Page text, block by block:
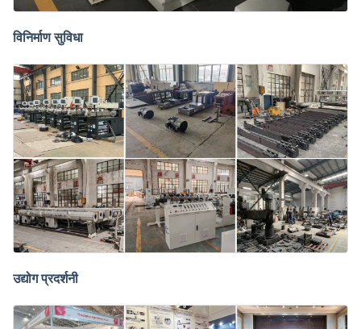
विनिर्माण सुविधा
उद्योग प्रदर्शनी